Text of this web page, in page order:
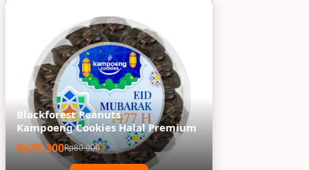
Blackforest Peanuts
Kampoeng Cookies Halal Premium
Rp78.300Rp80.000